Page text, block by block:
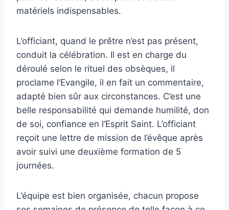
matériels indispensables.
L’officiant, quand le prêtre n’est pas présent,
conduit la célébration. Il est en charge du
déroulé selon le rituel des obsèques, il
proclame l’Evangile, il en fait un commentaire,
adapté bien sûr aux circonstances. C’est une
belle responsabilité qui demande humilité, don
de soi, confiance en l’Esprit Saint. L’officiant
reçoit une lettre de mission de l’évêque après
avoir suivi une deuxième formation de 5
journées.
L’équipe est bien organisée, chacun propose